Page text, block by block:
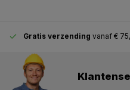
Gratis verzending vanaf €